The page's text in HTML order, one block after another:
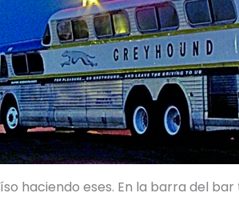
haciendo eses. En la barra del